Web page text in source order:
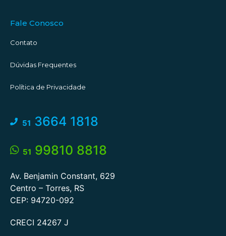
Fale Conosco
Contato
Dúvidas Frequentes
Política de Privacidade
51 3664 1818
51 99810 8818
Av. Benjamin Constant, 629
Centro – Torres, RS
CEP: 94720-092
CRECI 24267 J